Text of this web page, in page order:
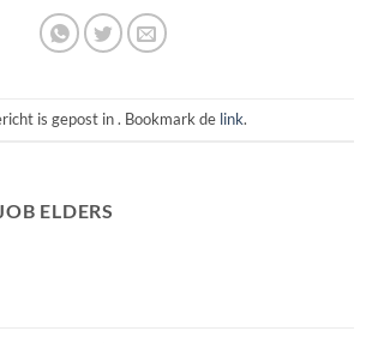
is gepost in . Bookmark de link.
JOB ELDERS